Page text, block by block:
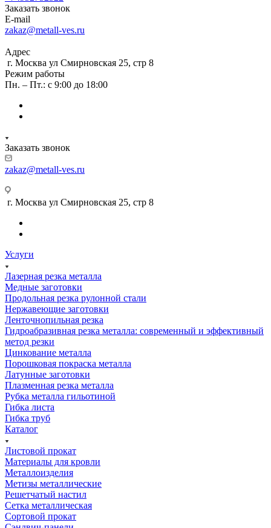
Заказать звонок
E-mail
zakaz@metall-ves.ru
Адрес
г. Москва ул Смирновская 25, стр 8
Режим работы
Пн. – Пт.: с 9:00 до 18:00
Заказать звонок
zakaz@metall-ves.ru
г. Москва ул Смирновская 25, стр 8
Услуги
Лазерная резка металла
Медные заготовки
Продольная резка рулонной стали
Нержавеющие заготовки
Ленточнопильная резка
Гидроабразивная резка металла: современный и эффективный
метод резки
Цинкование металла
Порошковая покраска металла
Латунные заготовки
Плазменная резка металла
Рубка металла гильотиной
Гибка листа
Гибка труб
Каталог
Листовой прокат
Материалы для кровли
Металлоизделия
Метизы металлические
Решетчатый настил
Сетка металлическая
Сортовой прокат